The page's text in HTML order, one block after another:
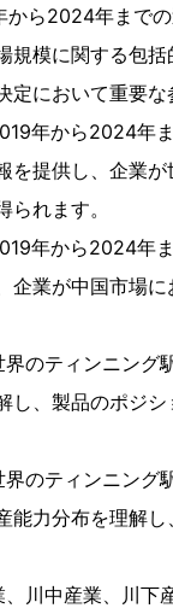
から2024年ま
模に関する包
において重要な
年から2024年
提供し、企業
れます。
年から2024年
業が中国市場
のティンニン
、製品のポジ
のティンニン
能力分布を理解
川中産業、川